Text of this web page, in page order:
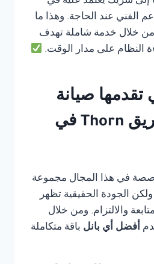
الفني عند الحاجة. وهذا ما
من خلال خدمة شاملة تهدف
النظام على مدار الوقت.
تقدمها صيانة
نظام انذار حريق Thorn في
في هذا المجال مجموعة
الجودة الحقيقية تظهر
والالتزام. ومن خلال
أفضل أي بانل باقة متكاملة